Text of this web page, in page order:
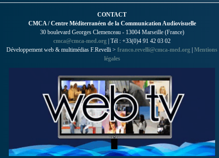
CONTACT
CMCA / Centre Méditerranéen de la Communication Audiovisuelle
30 boulevard Georges Clemenceau - 13004 Marseille (France)
cmca@cmca-med.org | Tél : +33(0)4 91 42 03 02
Développement web & multimédias F.Revelli > franco.revelli@cmca-med.org Mentions
légales